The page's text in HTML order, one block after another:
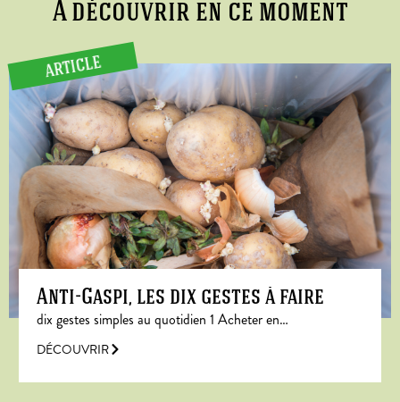
A découvrir en ce moment
ARTICLE
Anti-Gaspi, les dix gestes à faire
dix gestes simples au quotidien 1 Acheter en…
DÉCOUVRIR